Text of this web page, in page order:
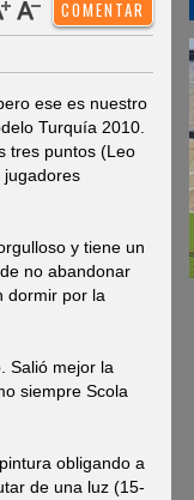
ese es nuestro
Turquía 2010.
tres puntos (Leo
jugadores
y tiene un
no abandonar
dormir por la
Salió mejor la
siempre Scola
obligando a
de una luz (15-